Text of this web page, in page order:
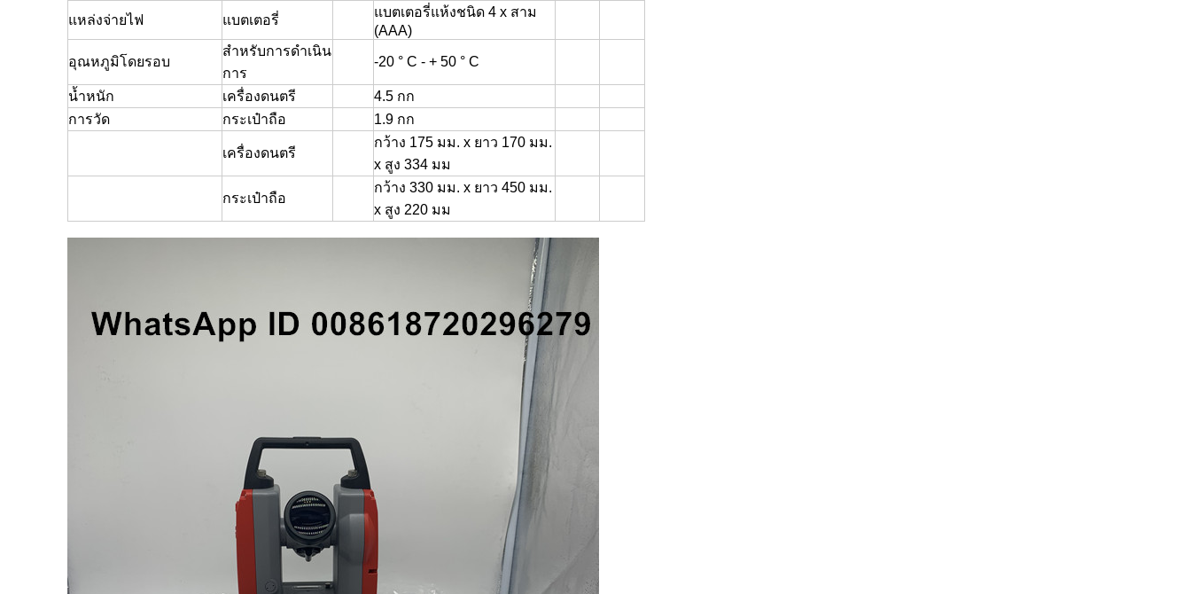
แหล่งจ่ายไฟ แบตเตอรี่
แบตเตอรี่แห้งชนิด 4 x สาม
(AAA)
อุณหภูมิโดยรอบ
สำหรับการดำเนิน
การ
-20 ° C - + 50 ° C
น้ำหนัก เครื่องดนตรี
4.5 กก
การวัด
กระเป๋าถือ 1.9 กก
เครื่องดนตรี
กว้าง 175 มม. x ยาว 170 มม.
x สูง 334 มม
กระเป๋าถือ
กว้าง 330 มม. x ยาว 450 มม.
x สูง 220 มม